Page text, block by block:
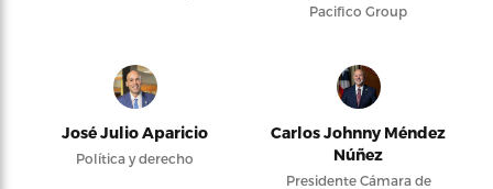
Pacifico Group
José Julio Aparicio
Política y derecho
Carlos Johnny Méndez
Núñez
Presidente Cámara de